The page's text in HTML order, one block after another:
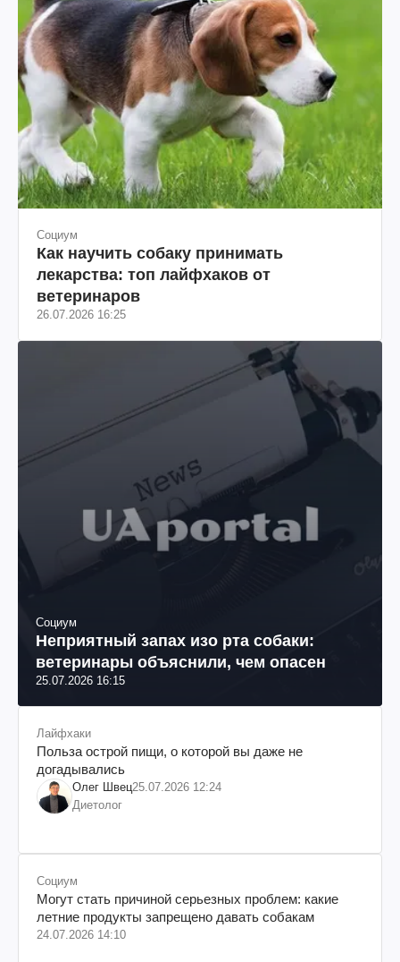
Социум
Как научить собаку принимать
лекарства: топ лайфхаков от
ветеринаров
26.07.2026 16:25
Социум
Неприятный запах изо рта собаки:
ветеринары объяснили, чем опасен
25.07.2026 16:15
Лайфхаки
Польза острой пищи, о которой вы даже не
догадывались
Олег Швец25.07.2026 12:24
Диетолог
Социум
Могут стать причиной серьезных проблем: какие
летние продукты запрещено давать собакам
24.07.2026 14:10